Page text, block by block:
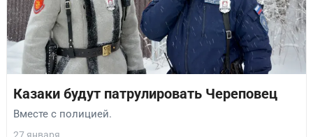
Казаки будут патрулировать Череповец
Вместе с полицией.
27 января